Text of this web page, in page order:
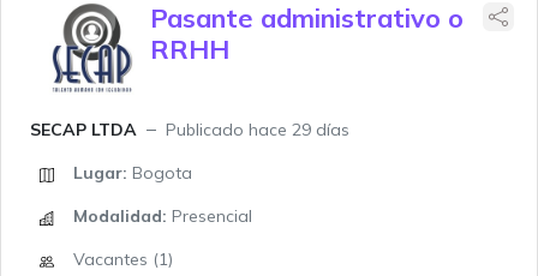
Pasante administrativo o
RRHH
SECAP LTDA
Publicado hace 29 días
Lugar: Bogota
Modalidad: Presencial
Vacantes (1)